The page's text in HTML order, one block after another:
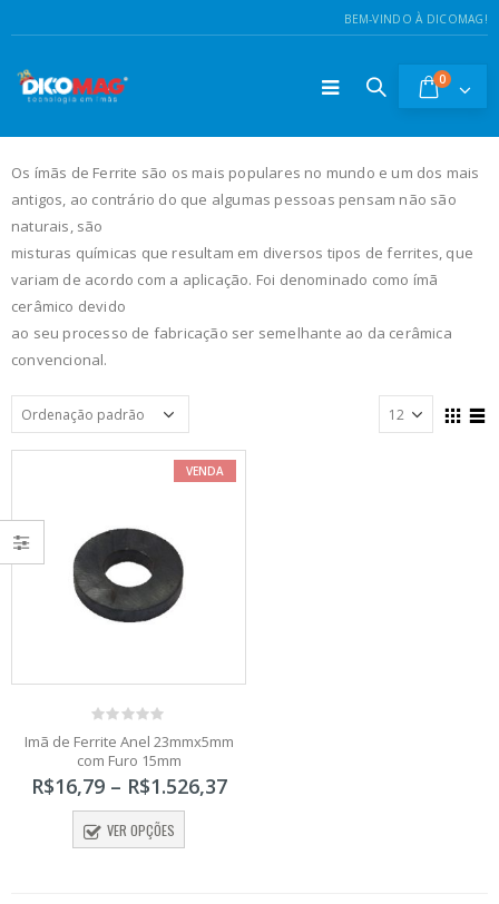
BEM-VINDO À DICOMAG!
0
Os ímãs de Ferrite são os mais populares no mundo e um dos mais
antigos, ao contrário do que algumas pessoas pensam não são
naturais, são
misturas químicas que resultam em diversos tipos de ferrites, que
variam de acordo com a aplicação. Foi denominado como ímã
cerâmico devido
ao seu processo de fabricação ser semelhante ao da cerâmica
convencional.
VENDA
out
of
5
Imã de Ferrite Anel 23mmx5mm
com Furo 15mm
R$16,79 – R$1.526,37Faixa
VER OPÇÕES